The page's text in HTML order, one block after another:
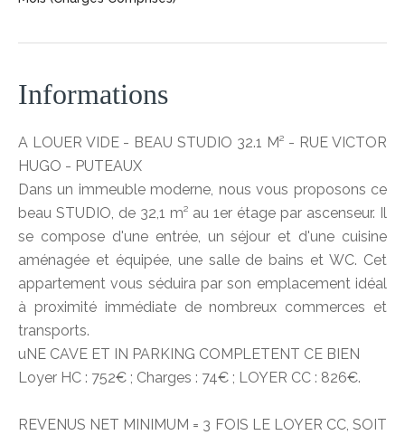
Informations
A LOUER VIDE - BEAU STUDIO 32.1 M² - RUE VICTOR
HUGO - PUTEAUX
Dans un immeuble moderne, nous vous proposons ce
beau STUDIO, de 32,1 m² au 1er étage par ascenseur. Il
se compose d'une entrée, un séjour et d'une cuisine
aménagée et équipée, une salle de bains et WC. Cet
appartement vous séduira par son emplacement idéal
à proximité immédiate de nombreux commerces et
transports.
uNE CAVE ET IN PARKING COMPLETENT CE BIEN
Loyer HC : 752€ ; Charges : 74€ ; LOYER CC : 826€.
REVENUS NET MINIMUM = 3 FOIS LE LOYER CC, SOIT